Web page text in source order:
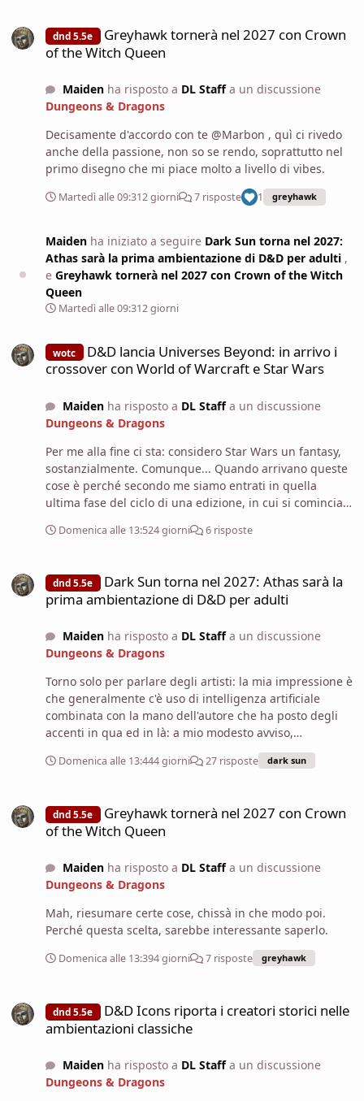
dnd 5.5e
Greyhawk tornerà nel 2027 con Crown
of the Witch Queen
Maidenha risposto a DL Staffa un discussione
Dungeons & Dragons
Decisamente d'accordo con te @Marbon , quì ci rivedo
anche della passione, non so se rendo, soprattutto nel
primo disegno che mi piace molto a livello di vibes.
Martedì alle 09:312 giorni 7 risposte 1 greyhawk
Maiden ha iniziato a seguire Dark Sun torna nel 2027:
Athas sarà la prima ambientazione di D&D per adulti ,
e Greyhawk tornerà nel 2027 con Crown of the Witch
Queen
Martedì alle 09:312 giorni
wotc
D&D lancia Universes Beyond: in arrivo i
crossover con World of Warcraft e Star Wars
Maidenha risposto a DL Staffa un discussione
Dungeons & Dragons
Per me alla fine ci sta: considero Star Wars un fantasy,
sostanzialmente. Comunque... Quando arrivano queste
cose è perché secondo me siamo entrati in quella
ultima fase del ciclo di una edizione, in cui si comincia
Domenica alle 13:524 giorni 6 risposte
dnd 5.5e
Dark Sun torna nel 2027: Athas sarà la
prima ambientazione di D&D per adulti
Maidenha risposto a DL Staffa un discussione
Dungeons & Dragons
Torno solo per parlare degli artisti: la mia impressione è
che generalmente c'è uso di intelligenza artificiale
combinata con la mano dell'autore che ha posto degli
accenti in qua ed in là: a mio modesto avviso,
comunque... Non ci siamo a livello di qualità, sembrano
delle brutte Magic, sarà un caso?
Domenica alle 13:444 giorni 27 risposte dark sun
dnd 5.5e
Greyhawk tornerà nel 2027 con Crown
of the Witch Queen
Maidenha risposto a DL Staffa un discussione
Dungeons & Dragons
Mah, riesumare certe cose, chissà in che modo poi.
Perché questa scelta, sarebbe interessante saperlo.
Domenica alle 13:394 giorni 7 risposte greyhawk
dnd 5.5e
D&D Icons riporta i creatori storici nelle
ambientazioni classiche
Maidenha risposto a DL Staffa un discussione
Dungeons & Dragons